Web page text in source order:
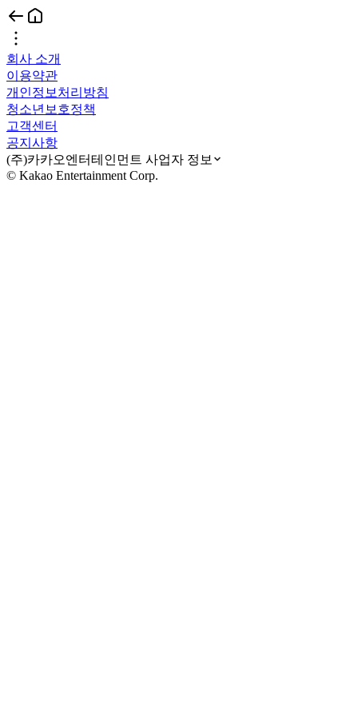
회사 소개
이용약관
개인정보처리방침
청소년보호정책
고객센터
공지사항
(주)카카오엔터테인먼트 사업자 정보
© Kakao Entertainment Corp.